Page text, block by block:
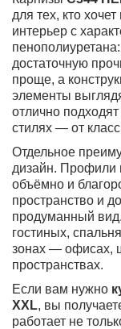
для тех, кто
интерьер с
достаточную
проще, а
элементы
отлично
стилях — от
Отдельное
дизайн. Профили
объёмно и
пространство и
продуманный
гостиных,
зонах — офисах,
пространствах.
Если вам нужно
XXL, вы
работает не